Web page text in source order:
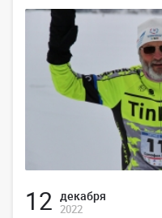
12 декабря
2022